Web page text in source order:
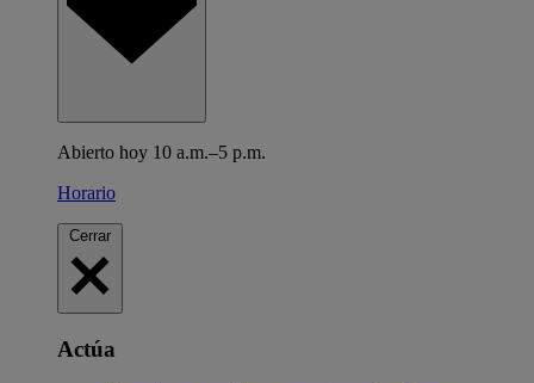
Abierto hoy 10 a.m.–5 p.m.
Horario
Cerrar
Actúa